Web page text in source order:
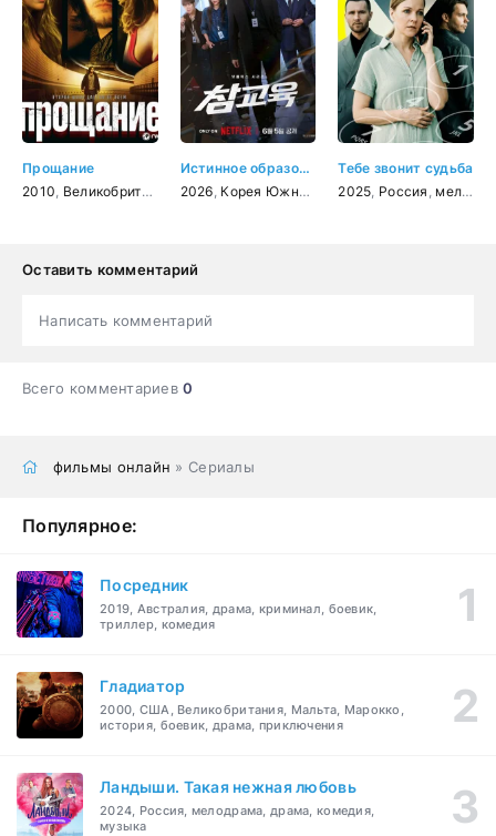
Прощание
2010 Великобритания триллер,драма
Истинное образование
2026 Корея Южная драма, комедия ,боевик
Тебе звонит судьба
2025 Россия мелодрама
Оставить комментарий
Написать комментарий
Всего комментариев0
фильмы онлайн » Сериалы
Популярное:
Посредник
2019, Австралия, драма, криминал, боевик,
триллер, комедия
Гладиатор
2000, США, Великобритания, Мальта, Марокко,
история, боевик, драма, приключения
Ландыши. Такая нежная любовь
2024, Россия, мелодрама, драма, комедия,
музыка